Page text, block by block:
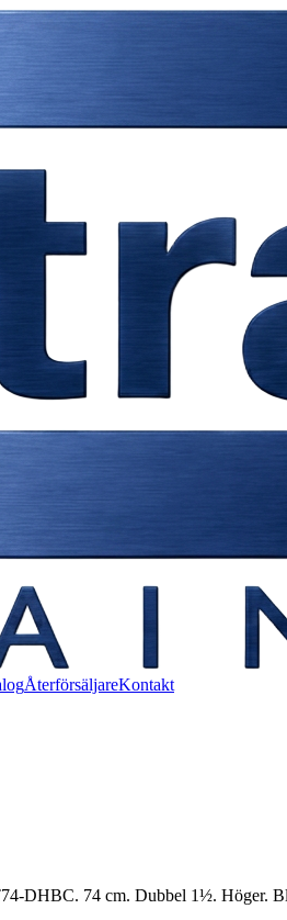
ÅterförsäljareKontakt
DHBC. 74 cm. Dubbel 1½. Höger.